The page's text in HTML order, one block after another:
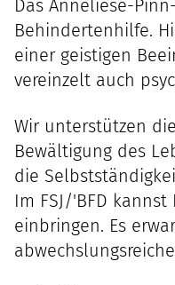
Das Anneliese-
Behindertenhilfe.
einer geistigen
vereinzelt auch
Wir unterstützen
Bewältigung des
die
Im FSJ/'BFD
einbringen. Es